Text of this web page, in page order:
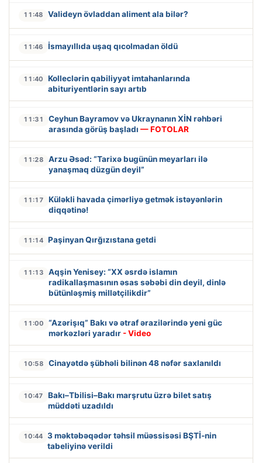
11:48 Valideyn övladdan aliment ala bilər?
11:46 İsmayıllıda uşaq qıcolmadan öldü
11:40
Kolleclərin qabiliyyət imtahanlarında
abituriyentlərin sayı artıb
11:31
Ceyhun Bayramov və Ukraynanın XİN rəhbəri
arasında görüş başladı — FOTOLAR
11:28
Arzu Əsəd: “Tarixə bugünün meyarları ilə
yanaşmaq düzgün deyil”
11:17
Küləkli havada çimərliyə getmək istəyənlərin
diqqətinə!
11:14 Paşinyan Qırğızıstana getdi
11:13
Aqşin Yenisey: “XX əsrdə islamın
radikallaşmasının əsas səbəbi din deyil, dinlə
bütünləşmiş millətçilikdir”
11:00
“Azərişıq” Bakı və ətraf ərazilərində yeni güc
mərkəzləri yaradır - Video
10:58 Cinayətdə şübhəli bilinən 48 nəfər saxlanıldı
10:47
Bakı–Tbilisi–Bakı marşrutu üzrə bilet satış
müddəti uzadıldı
10:44 3 məktəbəqədər təhsil müəssisəsi BŞTİ-nin
tabeliyinə verildi